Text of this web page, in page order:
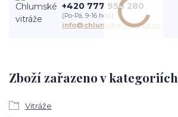
Zboží zařazeno v kategoriích
Vitráže
+420 777 956 280
(Po-Pá, 9-16 hod.)
info@chlumske-vitraze.cz